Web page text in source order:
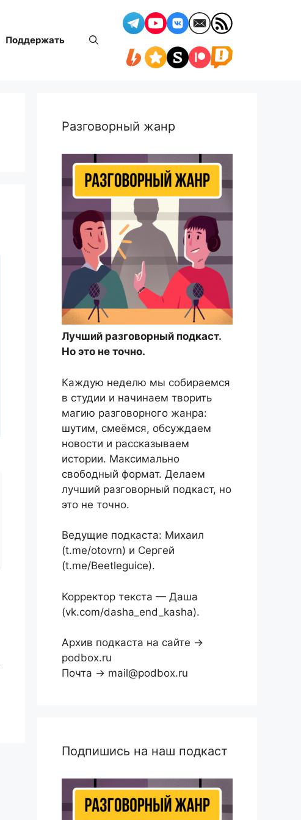
Поддержать
Разговорный жанр
Лучший разговорный подкаст.
Но это не точно.
Каждую неделю мы собираемся
в студии и начинаем творить
магию разговорного жанра:
шутим, смеёмся, обсуждаем
новости и рассказываем
истории. Максимально
свободный формат. Делаем
лучший разговорный подкаст, но
это не точно.
Ведущие подкаста: Михаил
(t.me/otovrn) и Сергей
(t.me/Beetleguice).
Корректор текста — Даша
(vk.com/dasha_end_kasha).
Архив подкаста на сайте →
podbox.ru
Почта → mail@podbox.ru
Подпишись на наш подкаст